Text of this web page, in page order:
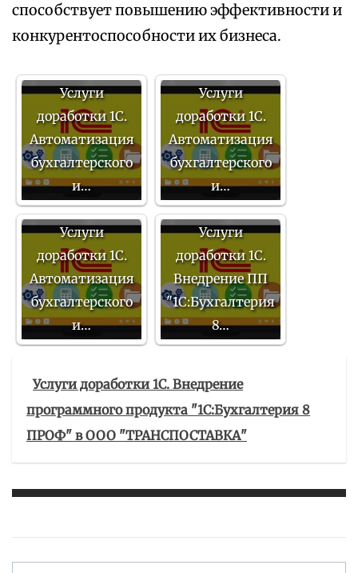
способствует повышению эффективности и
конкурентоспособности их бизнеса.
Услуги
доработки 1С.
Автоматизация
бухгалтерского
и…
Услуги
доработки 1С.
Автоматизация
бухгалтерского
и…
Услуги
доработки 1С.
Автоматизация
бухгалтерского
и…
Услуги
доработки 1С.
Внедрение ПП
"1С:Бухгалтерия
8…
Услуги доработки 1С. Внедрение
программного продукта "1С:Бухгалтерия 8
ПРОФ" в ООО "ТРАНСПОСТАВКА"